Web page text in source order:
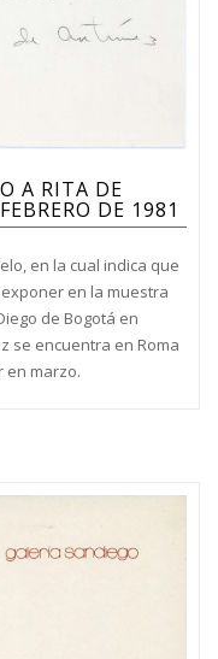
A RITA DE
DE 1981
en la cual indica que
en la muestra
de Bogotá en
se encuentra en Roma
en marzo.